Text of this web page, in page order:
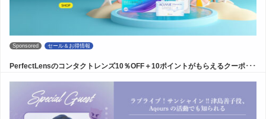
Sponsored セール＆お得情報
PerfectLensのコンタクトレンズ10％OFF＋10ポイントがもらえるクーポ･･･